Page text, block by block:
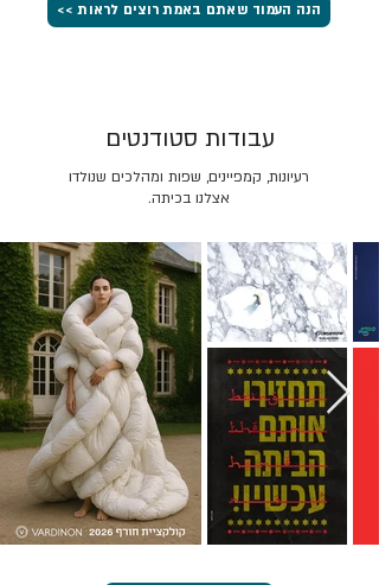
הנה העמוד שאתם באמת רוצים לראות >>
רעיונות, קמפיינים, שפות ומהלכים שנולדו
אצלנו בכיתה.
עבודות סטודנטים